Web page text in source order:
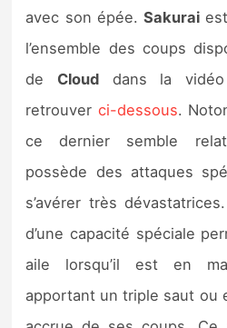
avec son épée.Sakurai
l’ensemble des coups
de Clouddans la vidéo
retrouver ci-dessous.
ce dernier semble
possède des attaques
s’avérer très
d’une capacité spéciale
aile lorsqu’il est en
apportant un triple saut ou